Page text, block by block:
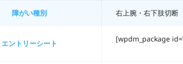
障がい種別 右上腕・右下肢切断
エントリーシート [wpdm_package